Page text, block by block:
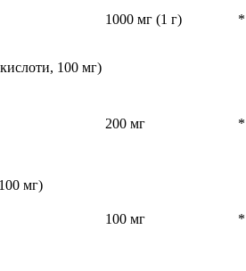
1000 мг (1 г) *
100 мг)
200 мг *
мг)
100 мг *